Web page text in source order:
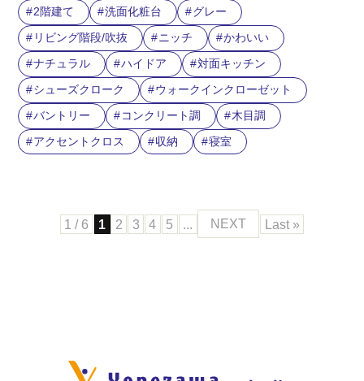
2階建て 洗面化粧台
グレー
リビング階段/吹抜
ニッチ
かわいい
ナチュラル
ハイドア
対面キッチン
シューズクローク
ウォークインクローゼット
バントリー
コンクリート調
木目調
アクセントクロス
収納 寝室
1 / 6 1 2 3 4 5 NEXT Last »